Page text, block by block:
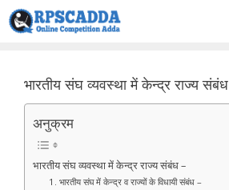
Skip
to
भारतीय संघ व्यवस्था में केन्द्र राज्य संबंध
अनुक्रम
भारतीय संघ व्यवस्था में केन्द्र राज्य संबंध –
1. भारतीय संघ में केन्द्र व राज्यों के विधायी संबंध –